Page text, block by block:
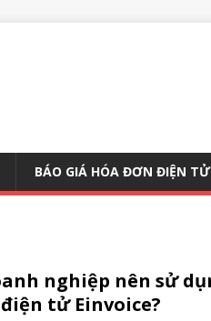
BÁO GIÁ HÓA ĐƠN ĐIỆN TỬ
nghiệp nên sử
tử Einvoice?